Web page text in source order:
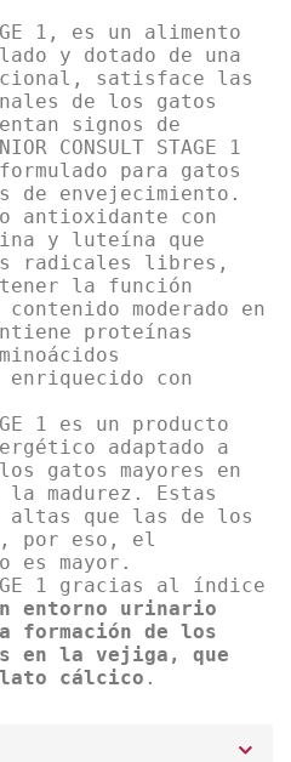
1, es un alimento
y dotado de una
satisface las
de los gatos
signos de
CONSULT STAGE 1
para gatos
de envejecimiento.
antioxidante con
y luteína que
radicales libres,
la función
moderado en
proteínas
con
1 es un producto
adaptado a
gatos mayores en
madurez. Estas
altas que las de los
por eso, el
es mayor.
1 gracias al índice
entorno urinario
formación de los
en la vejiga, que
cálcico .